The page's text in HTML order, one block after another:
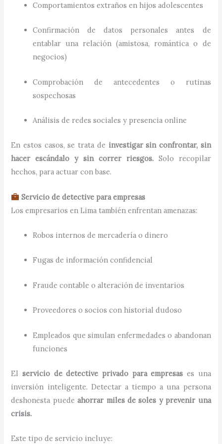
Comportamientos extraños en hijos adolescentes
Confirmación de datos personales antes de
entablar una relación (amistosa, romántica o de
negocios)
Comprobación de antecedentes o rutinas
sospechosas
Análisis de redes sociales y presencia online
En estos casos, se trata de investigar sin confrontar, sin
hacer escándalo y sin correr riesgos.Solo recopilar
hechos, para actuar con base.
Servicio de detective para empresas
Los empresarios en Lima también enfrentan amenazas:
Robos internos de mercadería o dinero
Fugas de información confidencial
Fraude contable o alteración de inventarios
Proveedores o socios con historial dudoso
Empleados que simulan enfermedades o abandonan
funciones
Elservicio de detective privado para empresas es una
inversión inteligente. Detectar a tiempo a una persona
deshonesta puedeahorrar miles de soles y prevenir una
crisis.
Este tipo de servicio incluye: